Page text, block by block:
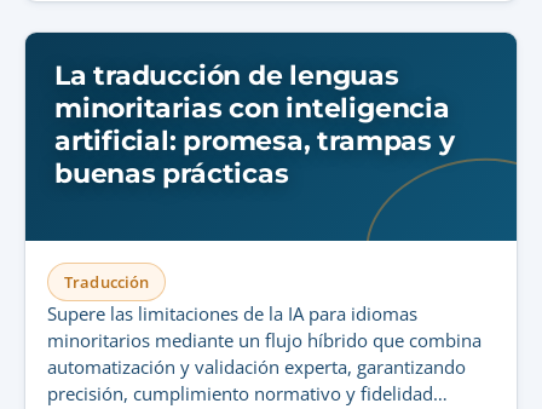
La traducción de lenguas
minoritarias con inteligencia
artificial: promesa, trampas y
buenas prácticas
Traducción
Supere las limitaciones de la IA para idiomas
minoritarios mediante un flujo híbrido que combina
automatización y validación experta, garantizando
precisión, cumplimiento normativo y fidelidad